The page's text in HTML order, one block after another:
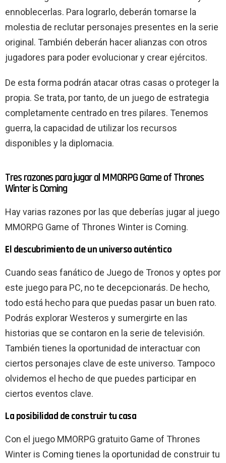
ennoblecerlas. Para lograrlo, deberán tomarse la
molestia de reclutar personajes presentes en la serie
original. También deberán hacer alianzas con otros
jugadores para poder evolucionar y crear ejércitos.
De esta forma podrán atacar otras casas o proteger la
propia. Se trata, por tanto, de un juego de estrategia
completamente centrado en tres pilares. Tenemos
guerra, la capacidad de utilizar los recursos
disponibles y la diplomacia.
Tres razones para jugar al MMORPG Game of Thrones
Winter is Coming
Hay varias razones por las que deberías jugar al juego
MMORPG Game of Thrones Winter is Coming.
El descubrimiento de un universo auténtico
Cuando seas fanático de Juego de Tronos y optes por
este juego para PC, no te decepcionarás. De hecho,
todo está hecho para que puedas pasar un buen rato.
Podrás explorar Westeros y sumergirte en las
historias que se contaron en la serie de televisión.
También tienes la oportunidad de interactuar con
ciertos personajes clave de este universo. Tampoco
olvidemos el hecho de que puedes participar en
ciertos eventos clave.
La posibilidad de construir tu casa
Con el juego MMORPG gratuito Game of Thrones
Winter is Coming tienes la oportunidad de construir tu